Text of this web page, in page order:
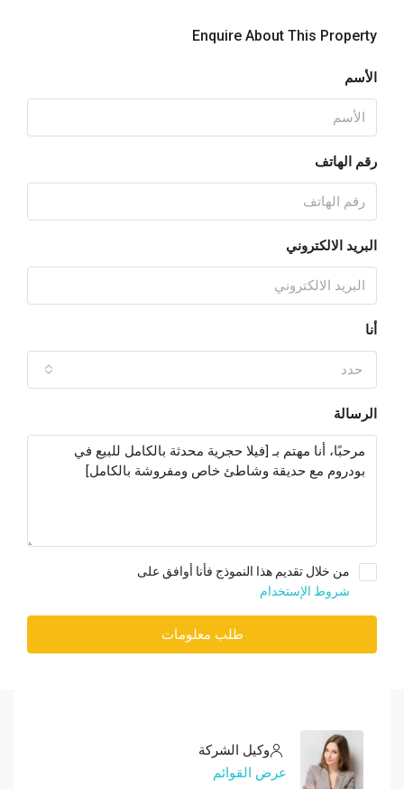
Enquire About This Property
الأسم
رقم الهاتف
البريد الالكتروني
أنا
حدد
الرسالة
من خلال تقديم هذا النموذج فأنا أوافق على
شروط الإستخدام
طلب معلومات
وكيل الشركة
عرض القوائم